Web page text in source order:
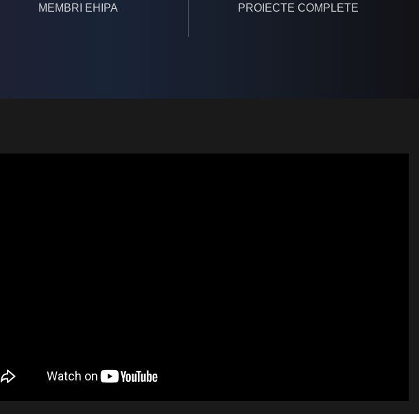
MEMBRI EHIPA
PROIECTE COMPLETE